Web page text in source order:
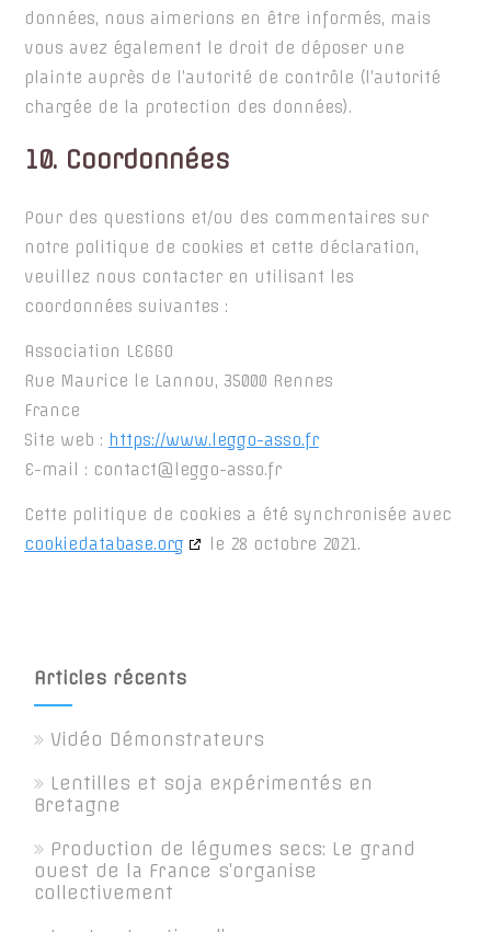
données, nous aimerions en être informés, mais
vous avez également le droit de déposer une
plainte auprès de l’autorité de contrôle (l’autorité
chargée de la protection des données).
10. Coordonnées
Pour des questions et/ou des commentaires sur
notre politique de cookies et cette déclaration,
veuillez nous contacter en utilisant les
coordonnées suivantes :
Association LEGGO
Rue Maurice le Lannou, 35000 Rennes
France
Site web : https://www.leggo-asso.fr
E-mail : contact@ leggo-asso.fr
Cette politique de cookies a été synchronisée avec
cookiedatabase.org
le 28 octobre 2021.
Articles récents
Vidéo Démonstrateurs
Lentilles et soja expérimentés en
Bretagne
Production de légumes secs: Le grand
ouest de la France s’organise
collectivement